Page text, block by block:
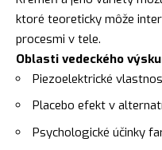
ktoré teoreticky môže
procesmi v tele.
Oblasti vedeckého
Piezoelektrické
Placebo efekt v
Psychologické účinky